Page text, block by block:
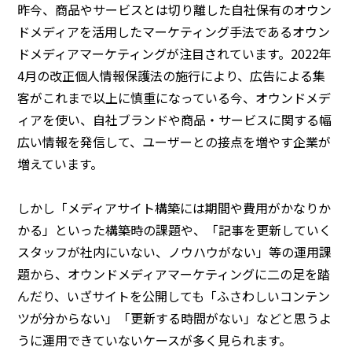
昨今、商品やサービスとは切り離した自社保有のオウン
ドメディアを活用したマーケティング手法であるオウン
ドメディアマーケティングが注目されています。2022年
4月の改正個人情報保護法の施行により、広告による集
客がこれまで以上に慎重になっている今、オウンドメデ
ィアを使い、自社ブランドや商品・サービスに関する幅
広い情報を発信して、ユーザーとの接点を増やす企業が
増えています。
しかし「メディアサイト構築には期間や費用がかなりか
かる」といった構築時の課題や、「記事を更新していく
スタッフが社内にいない、ノウハウがない」等の運用課
題から、オウンドメディアマーケティングに二の足を踏
んだり、いざサイトを公開しても「ふさわしいコンテン
ツが分からない」「更新する時間がない」などと思うよ
うに運用できていないケースが多く見られます。